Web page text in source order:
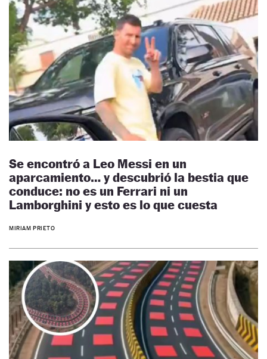
Se encontró a Leo Messi en un
aparcamiento… y descubrió la bestia que
conduce: no es un Ferrari ni un
Lamborghini y esto es lo que cuesta
MIRIAM PRIETO